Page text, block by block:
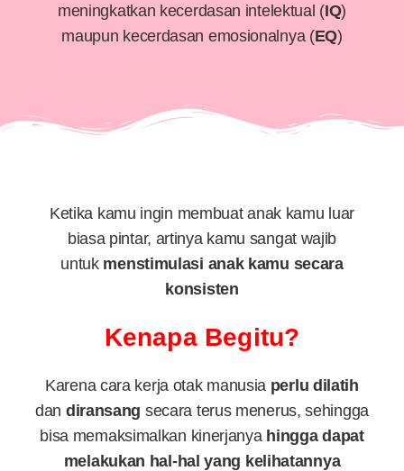
meningkatkan kecerdasan intelektual (IQ)
maupun kecerdasan emosionalnya (EQ)
Ketika kamu ingin membuat anak kamu luar
biasa pintar, artinya kamu sangat wajib
untuk menstimulasi anak kamu secara
konsisten
Kenapa Begitu?
Karena cara kerja otak manusia perlu dilatih
dan diransang secara terus menerus, sehingga
bisa memaksimalkan kinerjanya hingga dapat
melakukan hal-hal yang kelihatannya